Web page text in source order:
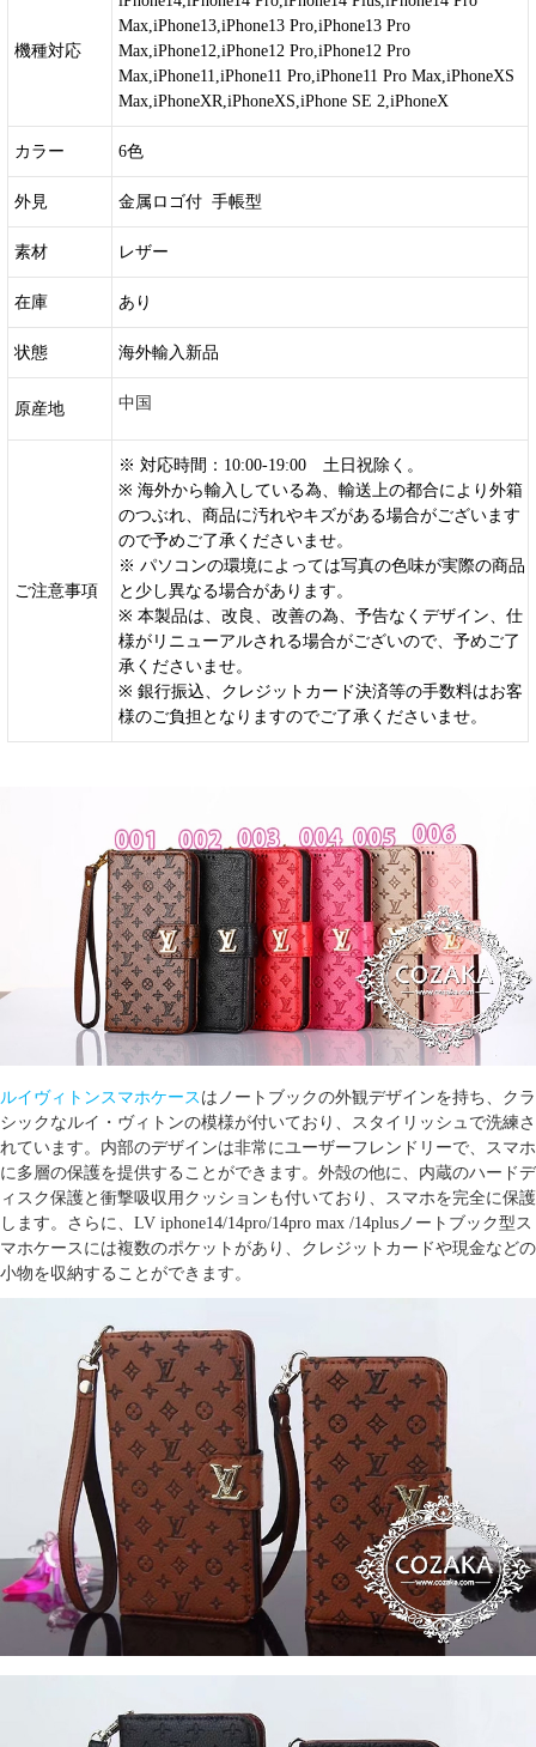
機種対応
Max,iPhone13,iPhone13 Pro,iPhone13 Pro
Max,iPhone12,iPhone12 Pro,iPhone12 Pro
Max,iPhone11,iPhone11 Pro,iPhone11 Pro Max,iPhoneXS
Max,iPhoneXR,iPhoneXS,iPhone SE 2,iPhoneX
カラー 6色
外見 金属ロゴ付 手帳型
素材 レザー
在庫 あり
状態 海外輸入新品
原産地 中国
ご注意事項
※ 対応時間：10:00-19:00 土日祝除く。
※ 海外から輸入している為、輸送上の都合により外箱
のつぶれ、商品に汚れやキズがある場合がございます
ので予めご了承くださいませ。
※ パソコンの環境によっては写真の色味が実際の商品
と少し異なる場合があります。
※ 本製品は、改良、改善の為、予告なくデザイン、仕
様がリニューアルされる場合がございので、予めご了
承くださいませ。
※ 銀行振込、クレジットカード決済等の手数料はお客
様のご負担となりますのでご了承くださいませ。
ルイヴィトンスマホケース はノートブックの外観デザインを持ち、クラ
シックなルイ・ヴィトンの模様が付いており、スタイリッシュで洗練さ
れています。内部のデザインは非常にユーザーフレンドリーで、スマホ
に多層の保護を提供することができます。外殻の他に、内蔵のハードデ
ィスク保護と衝撃吸収用クッションも付いており、スマホを完全に保護
します。さらに、 LV iphone14/14pro/14pro max /14plusノートブック型ス
マホケース には複数のポケットがあり、クレジットカードや現金などの
小物を収納することができます。